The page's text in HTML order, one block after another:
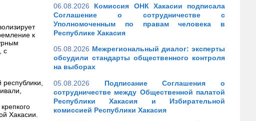
к
с
Хакасии.
06.08.2026
Комиссия ОНК Хакасии подписала
Соглашение о сотрудничестве с
Уполномоченным по правам человека в
Республике Хакасия
05.08.2026 Межрегиональный диалог: эксперты
обсудили стандарты общественного контроля
на выборах
05.08.2026
Подписание Соглашения о
сотрудничестве между Общественной палатой
Республики Хакасия и Избирательной
комиссией Республики Хакасия